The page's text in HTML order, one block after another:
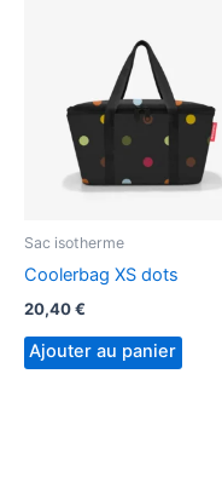
Sac isotherme
Coolerbag XS dots
20,40€
Ajouter au panier